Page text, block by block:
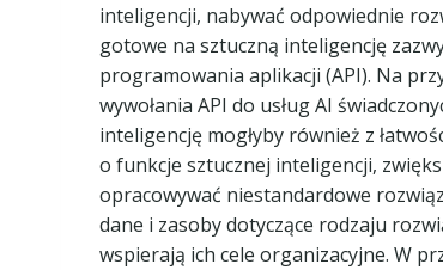
inteligencji, nabywać odpowiednie
gotowe na sztuczną inteligencję
programowania aplikacji (API). Na
wywołania API do usług AI
inteligencję mogłyby również z
o funkcje sztucznej inteligencji,
opracowywać niestandardowe
dane i zasoby dotyczące rodzaju
wspierają ich cele organizacyjne. W